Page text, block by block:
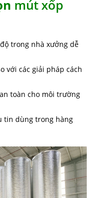
mút xốp
trong nhà xưởng dễ
với các giải pháp cách
toàn cho môi trường
tin dùng trong hàng